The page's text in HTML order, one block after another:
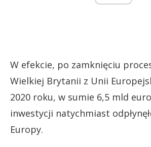
W efekcie, po zamknięciu
Wielkiej Brytanii z Unii
2020 roku, w sumie 6,5 mld
inwestycji natychmiast
Europy.